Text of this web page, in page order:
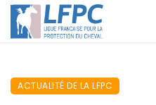
ACTUALITÉ DE LA LFPC